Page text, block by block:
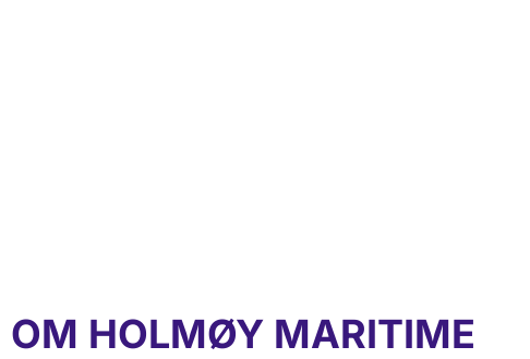
OM HOLMØY MARITIME